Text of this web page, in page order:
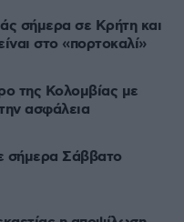
σήμερα σε Κρήτη και
στο «πορτοκαλί»
της Κολομβίας με
ασφάλεια
σήμερα Σάββατο